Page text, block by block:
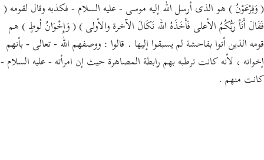
( وَفِرْعَوْنُ ) هو الذى أرسل الله إليه موسى - عليه السلام - فكذبه وقال لقومه (
فَقَالَ أَنَاْ رَبُّكُمُ الأعلى فَأَخَذَهُ الله نَكَالَ الآخرة والأولى ) ( وَإِخْوَانُ لُوطٍ ) هم
قومه الذين أتوا بفاحشة لم يسبقوا إليها . قالوا : ووصفهم الله - تعالى - بأنهم
إخوانه ، لأنه كانت ترطبه بهم رابطة المصاهرة حيث إن امرأته - عليه السلام -
كانت منهم .